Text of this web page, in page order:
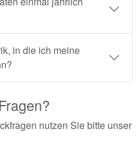
in die ich meine
nutzen Sie bitte unser